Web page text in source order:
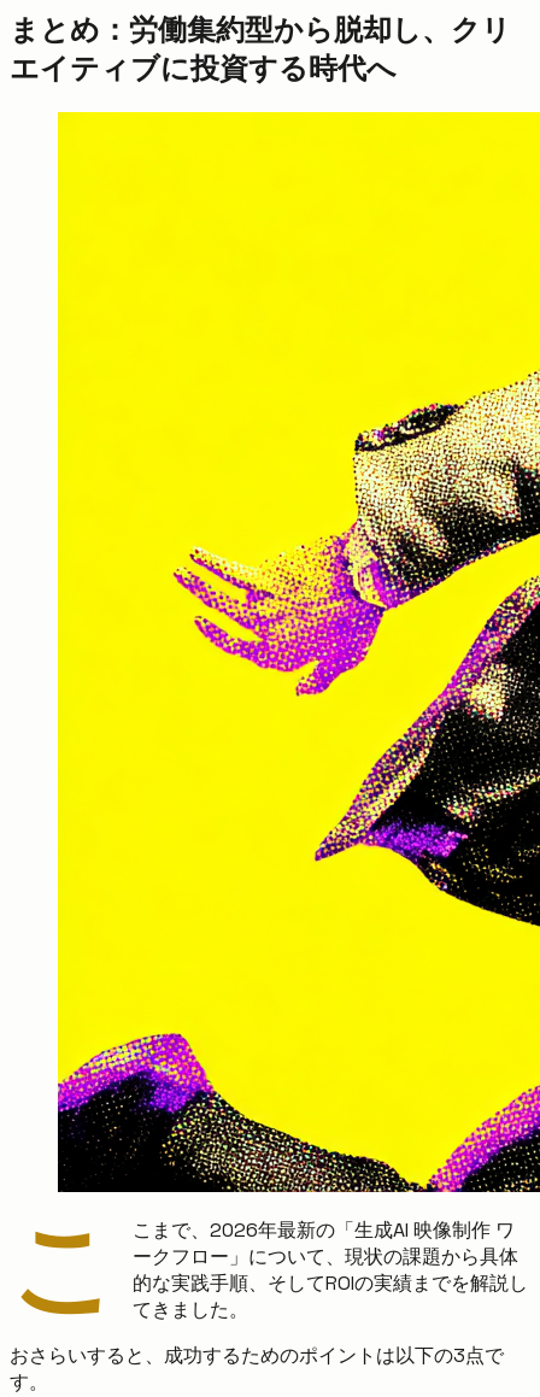
まとめ：労働集約型から脱却し、クリ
エイティブに投資する時代へ
こ
こまで、2026年最新の「生成AI 映像制作 ワ
ークフロー」について、現状の課題から具体
的な実践手順、そしてROIの実績までを解説し
てきました。
おさらいすると、成功するためのポイントは以下の3点で
す。